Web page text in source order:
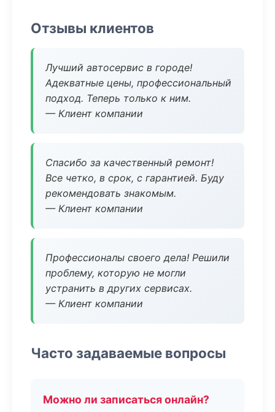
Отзывы клиентов
Лучший автосервис в городе!
Адекватные цены, профессиональный
подход. Теперь только к ним.
— Клиент компании
Спасибо за качественный ремонт!
Все четко, в срок, с гарантией. Буду
рекомендовать знакомым.
— Клиент компании
Профессионалы своего дела! Решили
проблему, которую не могли
устранить в других сервисах.
— Клиент компании
Часто задаваемые вопросы
Можно ли записаться онлайн?